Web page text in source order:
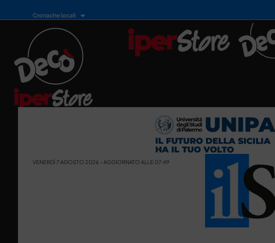
Cronache locali
VENERDÌ 7 AGOSTO 2026 - AGGIORNATO ALLE 07:49